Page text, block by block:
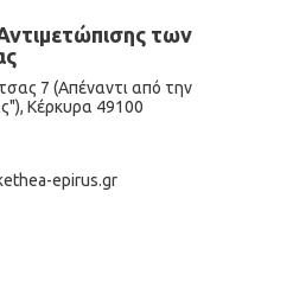
των
7 (Απέναντι από την
Κέρκυρα 49100
epirus.gr